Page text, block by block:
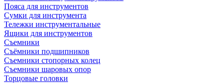
Пояса для инструментов
Сумки для инструмента
Тележки инструментальные
Ящики для инструментов
Съемники
Съёмники подшипников
Съемники стопорных колец
Съемники шаровых опор
Торцовые головки